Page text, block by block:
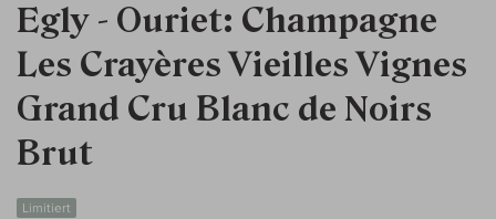
Egly - Ouriet: Champagne
Les Crayères Vieilles Vignes
Grand Cru Blanc de Noirs
Brut
Limitiert